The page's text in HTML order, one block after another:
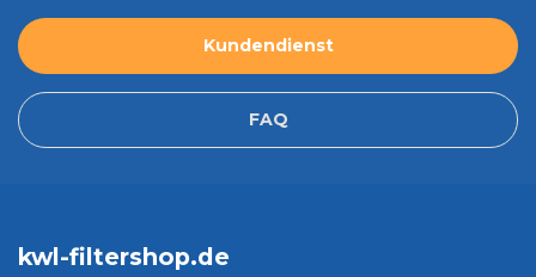
Kundendienst
FAQ
kwl-filtershop.de